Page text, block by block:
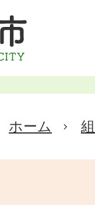
ホーム